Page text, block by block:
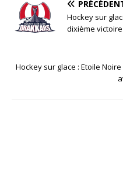
Hockey sur
dixième
Hockey sur glace : Etoile